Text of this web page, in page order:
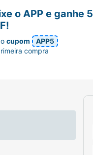
o APP e ganhe
ocupom
APP5
compra